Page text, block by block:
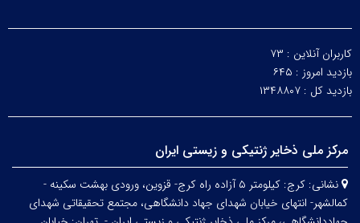
کاربران آنلاین : ۷۳
بازدید امروز : ۶۴۵
بازدید کل : ۱۳۴۸۸۰۷
مرکز ملی ذخایر ژنتیکی و زیستی ایران
نشانی:
کرج: کیلومتر ۵ آزاده راه کرج- قزوین، ورودی بهشت سکینه -
کمالشهر- انتهای خیابان شهدای جهاد دانشگاهی، مجتمع تحقیقاتی شهدای